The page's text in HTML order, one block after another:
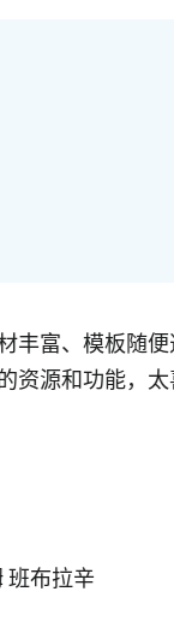
、素材丰富、
丰富的资源和
莱姆 班布拉辛